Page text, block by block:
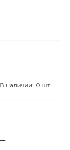
В наличии: 0 шт